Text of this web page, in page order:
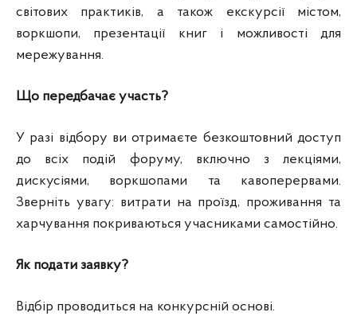
світових практиків, а також екскурсії містом,
воркшопи, презентації книг і можливості для
мережування.
Що передбачає участь?
У разі відбору ви отримаєте безкоштовний доступ
до всіх подій форуму, включно з лекціями,
дискусіями, воркшопами та кавоперервами.
Зверніть увагу: витрати на проїзд, проживання та
харчування покриваються учасниками самостійно.
Як подати заявку?
Відбір проводиться на конкурсній основі.